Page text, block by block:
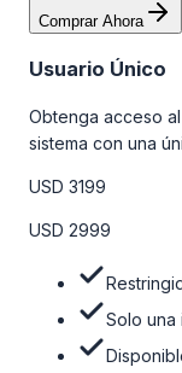
Comprar Ahora
Usuario Único
Obtenga acceso
sistema con una
la tabla de precios
USD 3199
USD 2999
Solo una